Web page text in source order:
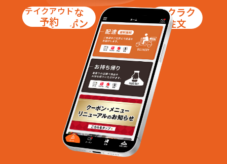
お得な
クーポン
テイクアウト
予約
ラクラク
注文